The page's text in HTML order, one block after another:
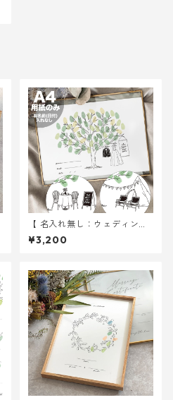
【 名入れ無し：ウェディング
ツリー 】 under the tree A4
サイズ 用紙のみ ｜ 結婚式 ウ
¥3,200